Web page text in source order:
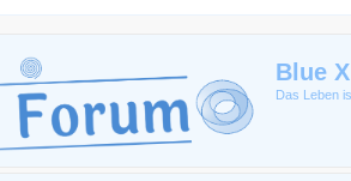
Blue
Das Leben